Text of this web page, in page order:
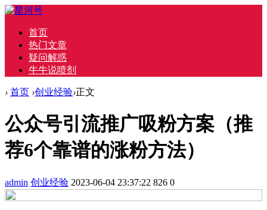
首页
热门文章
疑问解惑
牛牛说喷剂
› 首页 ›创业经验›正文
公众号引流推广吸粉方案（推
荐6个靠谱的涨粉方法）
admin 创业经验 2023-06-04 23:37:22 826 0